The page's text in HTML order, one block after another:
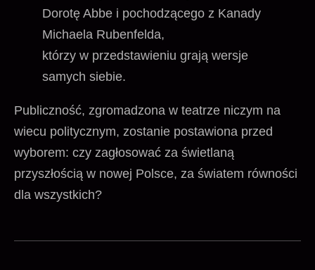
Dorotę Abbe i pochodzącego z Kanady
Michaela Rubenfelda,
którzy w przedstawieniu grają wersje
samych siebie.
Publiczność, zgromadzona w teatrze niczym na
wiecu politycznym, zostanie postawiona przed
wyborem: czy zagłosować za świetlaną
przyszłością w nowej Polsce, za światem równości
dla wszystkich?